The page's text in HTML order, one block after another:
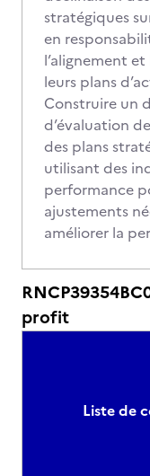
stratégiques
en
l’alignement
leurs plans
Construire un
d’évaluation
des plans
utilisant des
performance
ajustements
améliorer la
profit
Liste de